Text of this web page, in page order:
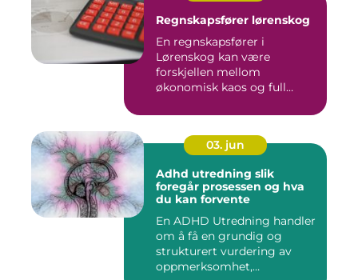
Regnskapsfører lørenskog
En regnskapsfører i
Lørenskog kan være
forskjellen mellom
økonomisk kaos og full
03. jun
Adhd utredning slik
foregår prosessen og hva
du kan forvente
En ADHD Utredning handler
om å få en grundig og
strukturert vurdering av
oppmerksomhet,